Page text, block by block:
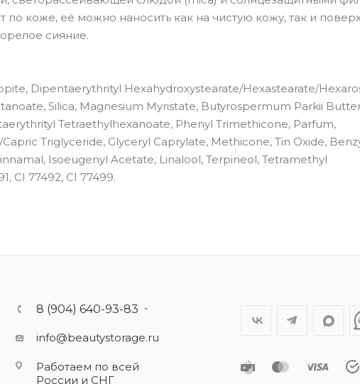
по коже, её можно наносить как на чистую кожу, так и
сияние.
Dipentaerythrityl Hexahydroxystearate/Hexastearate/
Silica, Magnesium Myristate, Butyrospermum Parkii
Tetraethylhexanoate, Phenyl Trimethicone, Parfum,
Triglyceride, Glyceryl Caprylate, Methicone, Tin Oxide,
Isoeugenyl Acetate, Linalool, Terpineol, Tetramethyl
CI 77492, CI 77499.
8 (904) 640-93-83
info@beautystorage.ru
Работаем по всей
России и СНГ